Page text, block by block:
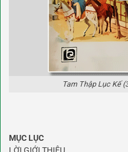
Tam Thập Lục Kế
MỤC LỤC